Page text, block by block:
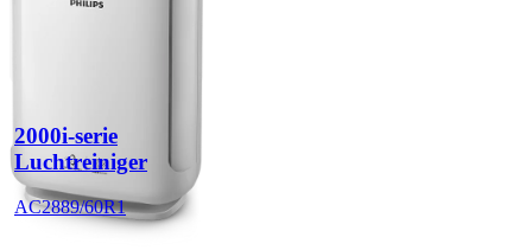
2000i-serie
Luchtreiniger
AC2889/60R1